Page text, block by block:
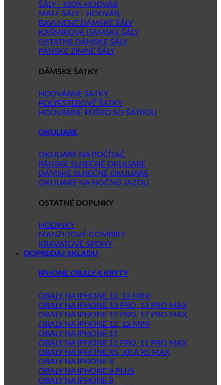
ŠÁLY - 100% HODVÁB
MALÉ ŠÁLY - HODVÁB
BAVLNENÉ DÁMSKE ŠÁLY
KAŠMÍROVÉ DÁMSKE ŠÁLY
OSTATNÉ DÁMSKE ŠÁLY
PÁNSKE ZIMNÉ ŠÁLY
DÁMSKE ŠATKY
HODVÁBNE ŠATKY
POLYESTEROVÉ ŠATKY
HODVÁBNE RÚŠKO SO ŠATKOU
OKULIARE
OKULIARE NA POČÍTAČ
PÁNSKE SLNEČNÉ OKULIARE
DÁMSKE SLNEČNÉ OKULIARE
OKULIARE NA NOČNÚ JAZDU
OSTATNÉ DOPLNKY
HODINKY
MANŽETOVÉ GOMBÍKY
KRAVATOVÉ SPONY
DOPREDAJ SKLADU
IPHONE OBALY A KRYTY
OBALY NA IPHONE 13, 13 MINI
OBALY NA IPHONE 13 PRO, 13 PRO MAX
OBALY NA IPHONE 12 PRO, 12 PRO MAX
OBALY NA IPHONE 12, 12 MINI
OBALY NA IPHONE 11
OBALY NA IPHONE 11 PRO, 11 PRO MAX
OBALY NA IPHONE XS, XR A XS MAX
OBALY NA IPHONE X
OBALY NA IPHONE 8 PLUS
OBALY NA IPHONE 8